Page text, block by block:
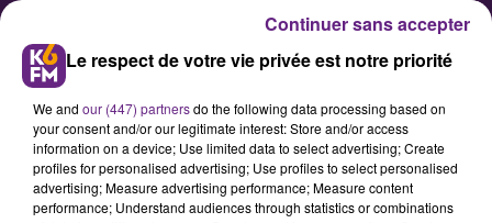
Shop In Dijon lance son service
Le respect de votre vie privée est notre priorité
We and our (447) partnersdo the following data processing based on
your consent and/or our legitimate interest: Store and/or access
information on a device; Use limited data to select advertising; Create
profiles for personalised advertising; Use profiles to select personalised
advertising; Measure advertising performance; Measure content
performance; Understand audiences through statistics or combinations
Continuer sans accepter